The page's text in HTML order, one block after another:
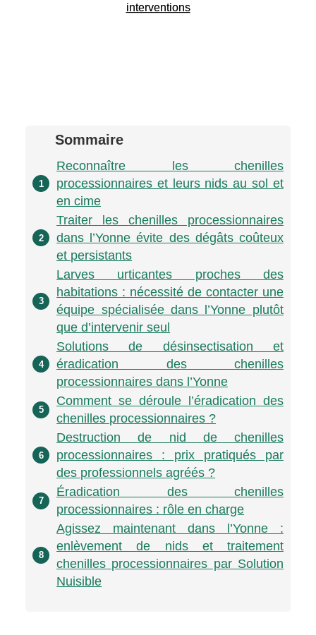
interventions
Sommaire
1
Reconnaître les chenilles
processionnaires et leurs nids au sol et
en cime
2
Traiter les chenilles processionnaires
dans l’Yonne évite des dégâts coûteux
et persistants
3
Larves urticantes proches des
habitations : nécessité de contacter une
équipe spécialisée dans l’Yonne plutôt
que d’intervenir seul
4
Solutions de désinsectisation et
éradication des chenilles
processionnaires dans l’Yonne
5
Comment se déroule l’éradication des
chenilles processionnaires ?
6
Destruction de nid de chenilles
processionnaires : prix pratiqués par
des professionnels agréés ?
7
Éradication des chenilles
processionnaires : rôle en charge
8
Agissez maintenant dans l’Yonne :
enlèvement de nids et traitement
chenilles processionnaires par Solution
Nuisible